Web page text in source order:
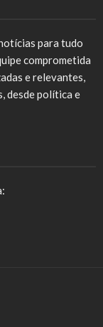
para tudo
comprometida
e relevantes,
desde política e